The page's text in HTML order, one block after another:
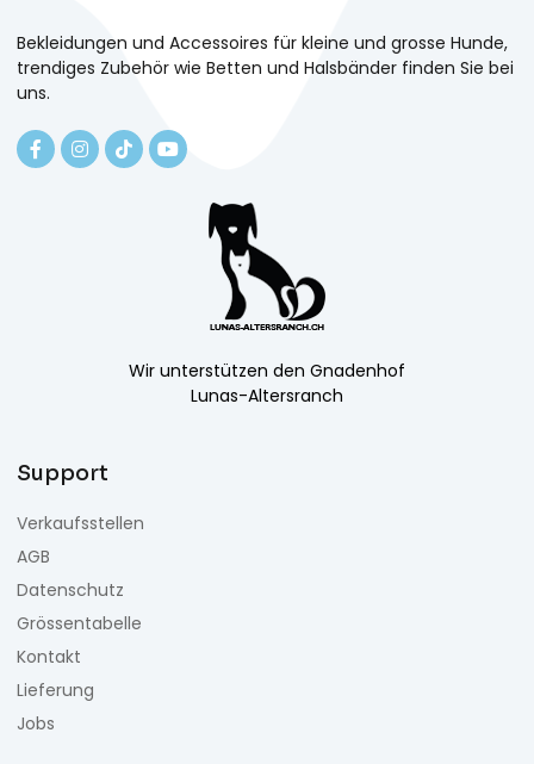
Bekleidungen und Accessoires für kleine und grosse Hunde,
trendiges Zubehör wie Betten und Halsbänder finden Sie bei
uns.
Wir unterstützen den Gnadenhof
Lunas-Altersranch
Support
Verkaufsstellen
AGB
Datenschutz
Grössentabelle
Kontakt
Lieferung
Jobs